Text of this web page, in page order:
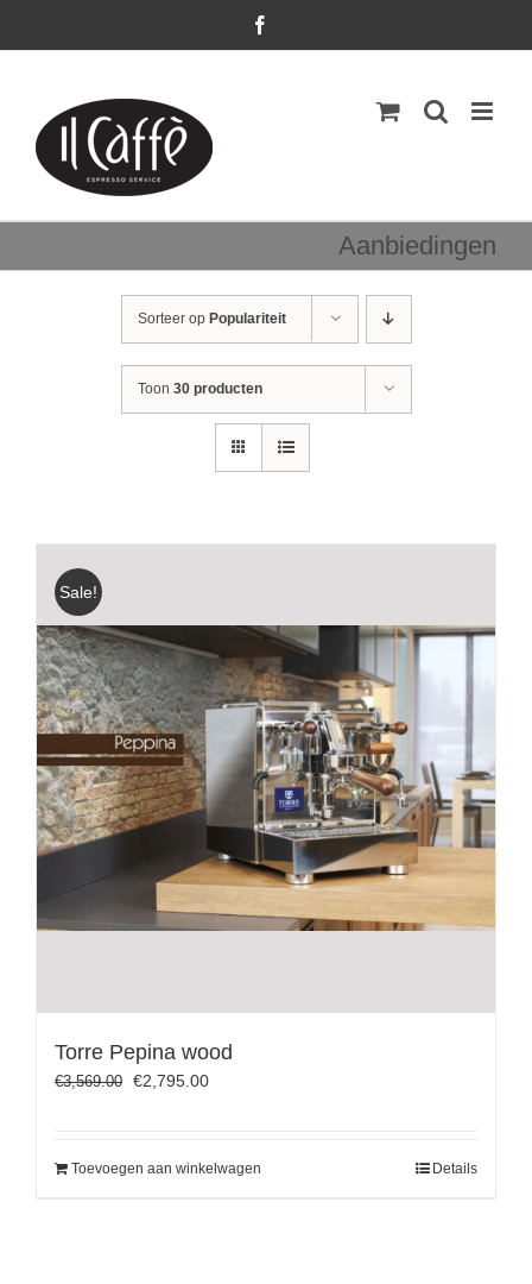
Aanbiedingen
Sorteer op Populariteit
Toon 30 producten
Sale!
Torre Pepina wood
€3,569.00 Oorspronkelijke
€2,795.00Huidige
Toevoegen aan winkelwagen Details